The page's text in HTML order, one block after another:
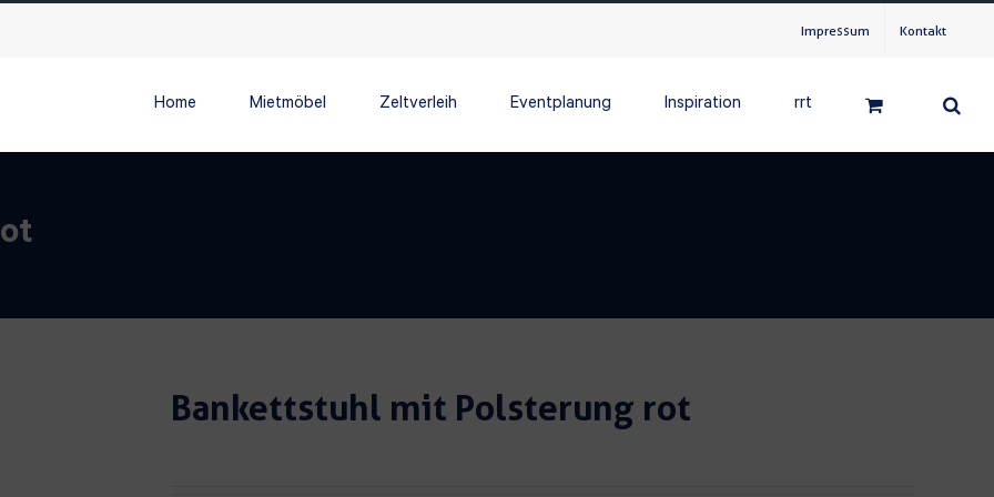
Impressum Kontakt
Home Mietmöbel Zeltverleih Eventplanung Inspiration rrt
Bankettstuhl mit Polsterung rot